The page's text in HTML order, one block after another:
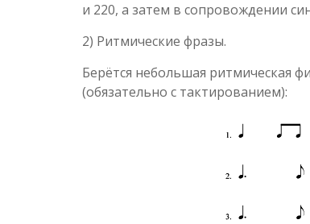
и 220, а затем в сопровождении
2) Ритмические фразы.
Берётся небольшая ритмическая
(обязательно с тактированием):